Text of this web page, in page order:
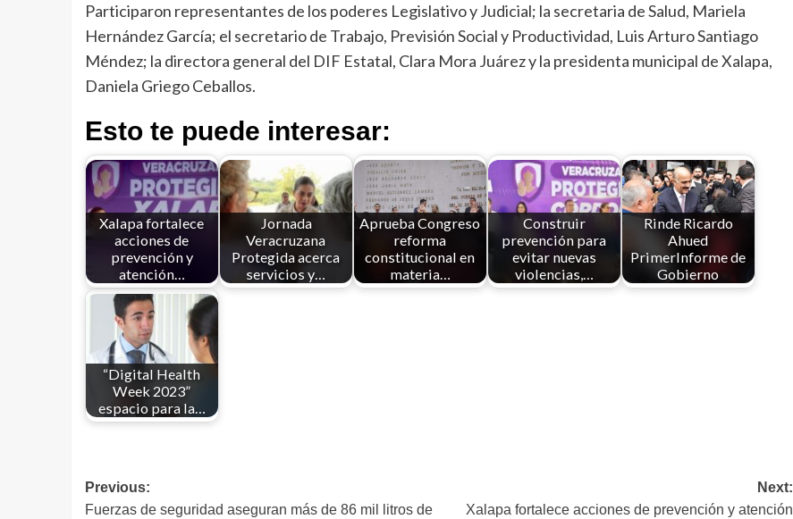
Participaron representantes de los poderes Legislativo y Judicial; la secretaria de Salud, Mariela
Hernández García; el secretario de Trabajo, Previsión Social y Productividad, Luis Arturo Santiago
Méndez; la directora general del DIF Estatal, Clara Mora Juárez y la presidenta municipal de Xalapa,
Daniela Griego Ceballos.
Esto te puede interesar:
Xalapa fortalece
acciones de
prevención y
atención…
Jornada
Veracruzana
Protegida acerca
servicios y…
Aprueba Congreso
reforma
constitucional en
materia…
Construir
prevención para
evitar nuevas
violencias,…
Rinde Ricardo
Ahued
PrimerInforme de
Gobierno
“Digital Health
Week 2023”
espacio para la…
Previous:
Fuerzas de seguridad aseguran más de 86 mil litros de
Next:
Xalapa fortalece acciones de prevención y atención